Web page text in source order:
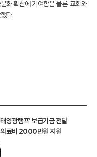
화 확산에 기여함은 물론, 교회와
다.
양광램프’ 보급기금 전달
의료비 2000만원 지원